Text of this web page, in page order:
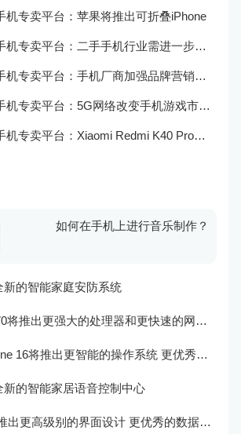
机专卖平台：苹果将推出可折叠iPhone
忠机者手机专卖平台：二手手机行业需进一步扩大市场份额
忠机者手机专卖平台：手机厂商加强品牌营销和用户服务
忠机者手机专卖平台：5G网络改变手机游戏市场格局
忠机者手机专卖平台：Xiaomi Redmi K40 Pro发布，搭载顶级的处理器和优秀的摄像头
如何在手机上进行音乐制作？
新的智能家庭安防系统
Huawei P70将推出更强大的处理器和更快速的网络连接
Apple iPhone 16将推出更智能的操作系统 更优秀的音频效果
新的智能家居语音控制中心
LG V60将推出更高级别的界面设计 更优秀的数据隐私保护